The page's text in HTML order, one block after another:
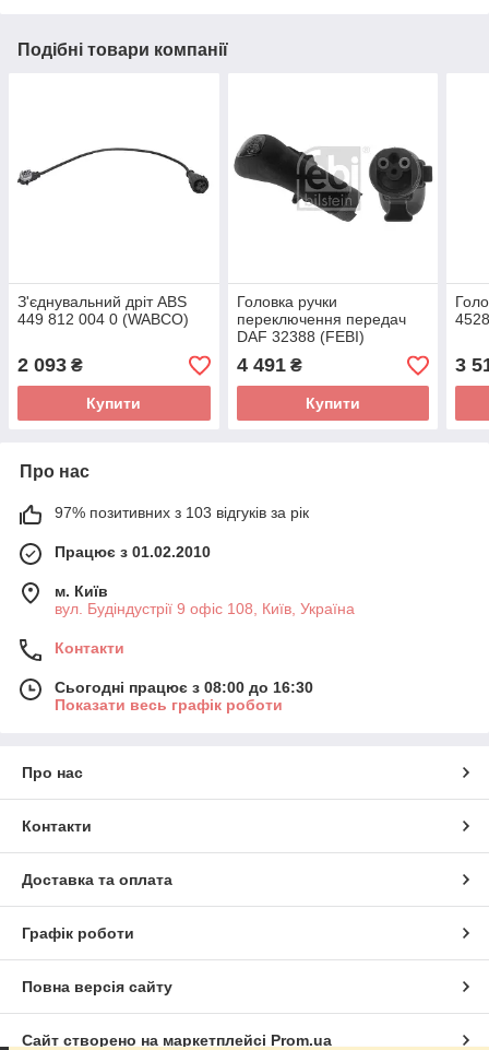
Подібні товари компанії
З'єднувальний дріт ABS
449 812 004 0 (WABCO)
2 093 ₴
Купити
Головка ручки
переключення передач
DAF 32388 (FEBI)
4 491₴
Купити
3
Про нас
97% позитивних з 103 відгуків за рік
Працює з 01.02.2010
м. Київ
вул. Будіндустрії 9 офіс 108, Київ, Україна
Контакти
Сьогодні працює з 08:00 до 16:30
Показати весь графік роботи
Про нас
Контакти
Доставка та оплата
Графік роботи
Повна версія сайту
Сайт створено на маркетплейсі Prom.ua